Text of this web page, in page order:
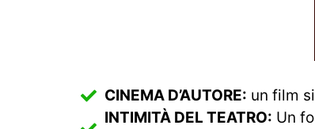
CINEMA D’AUTORE: un film
INTIMITÀ DEL TEATRO: Un